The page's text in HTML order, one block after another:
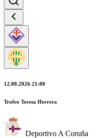
12.08.2026 21:00
Trofeo Teresa Herrera
Deportivo A Coruña